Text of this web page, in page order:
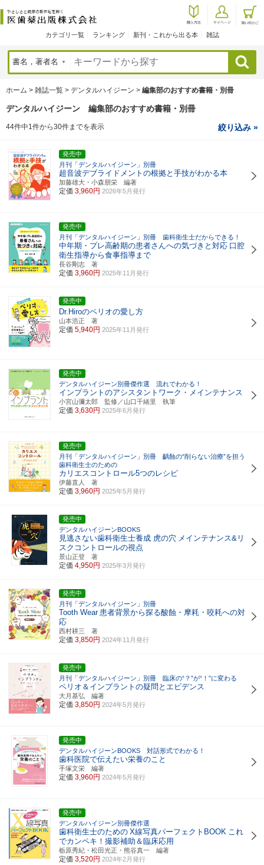
カテゴリ一覧 ランキング 新刊・これから出る本 雑誌
検索
ホーム > 雑誌一覧 > デンタルハイジーン > 編集部のおすすめ書籍・別冊
デンタルハイジーン 編集部のおすすめ書籍・別冊
44件中1件から30件までを表示 絞り込み »
発売中
月刊「デンタルハイジーン」別冊
超音波デブライドメントの根拠と手技がわかる本
加藤雄大・小森朋栄 編著
定価 3,960円 2026年5月発行
発売中
月刊「デンタルハイジーン」別冊 歯科衛生士だからできる！
中年期・プレ高齢期の患者さんへの気づきと対応 口腔
衛生指導から食事指導まで
長谷剛志 著
定価 3,960円 2025年11月発行
発売中
Dr.Hiroのペリオの愛し方
山本浩正 著
定価 5,940円 2025年11月発行
発売中
デンタルハイジーン別冊傑作選 流れでわかる！
インプラントのアシスタントワーク・メインテナンス
小宮山彌太郎 監修／山口千緒里 執筆
定価 3,630円 2025年6月発行
発売中
月刊「デンタルハイジーン」別冊 齲蝕の“削らない治療”を担う
歯科衛生士のための
カリエスコントロール5つのレシピ
伊藤直人 著
定価 3,960円 2025年5月発行
発売中
デンタルハイジーンBOOKS
見逃さない歯科衛生士養成 虎の穴 メインテナンス&リ
スクコントロールの視点
景山正登 著
定価 4,950円 2025年3月発行
発売中
月刊「デンタルハイジーン」別冊
Tooth Wear 患者背景から探る酸蝕・摩耗・咬耗への対
応
西村耕三 著
定価 3,850円 2024年11月発行
発売中
月刊「デンタルハイジーン」別冊 臨床の“？”が“！”に変わる
ペリオ＆インプラントの疑問とエビデンス
大月基弘 編著
定価 3,850円 2024年5月発行
発売中
デンタルハイジーンBOOKS 対話形式でわかる！
歯科医院で伝えたい栄養のこと
手塚文栄 編著
定価 3,960円 2024年5月発行
発売中
デンタルハイジーン別冊傑作選
歯科衛生士のための X線写真パーフェクトBOOK これ
でカンペキ！撮影補助＆臨床応用
栃原秀紀・松田光正・熊谷真一 編著
定価 3,520円 2024年2月発行